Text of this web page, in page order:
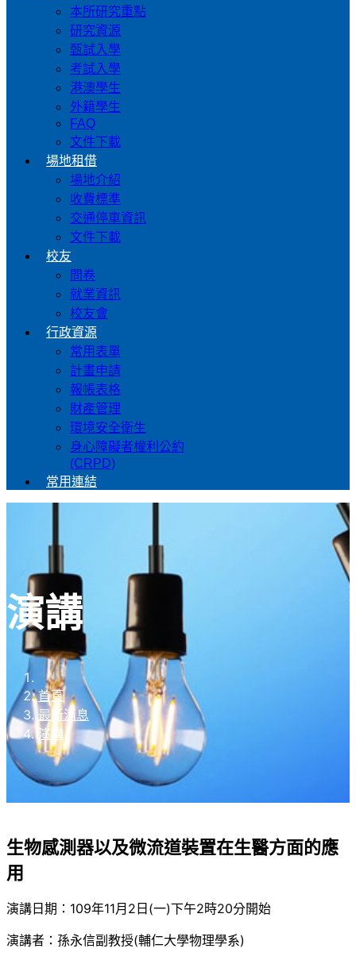
本所研究重點
研究資源
甄試入學
考試入學
港澳學生
外籍學生
FAQ
文件下載
場地租借
場地介紹
收費標準
交通停車資訊
文件下載
校友
問卷
就業資訊
校友會
行政資源
常用表單
計畫申請
報帳表格
財產管理
環境安全衛生
身心障礙者權利公約
(CRPD)
常用連結
演講
首頁
最新消息
演講
生物感測器以及微流道裝置在生醫方面的應
用
演講日期：109年11月2日(一)下午2時20分開始
演講者：孫永信副教授(輔仁大學物理學系)